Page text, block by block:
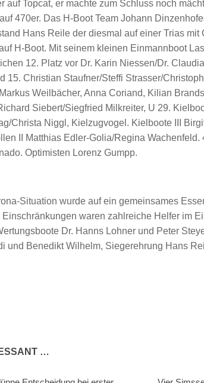
Topcat, er machte zum Schluss noch
470er. Das H-Boot Team Johann
Hans Reile der diesmal auf einer Trias mit
H-Boot. Mit seinem kleinen Einmannboot
12. Platz vor Dr. Karin Niessen/Dr.
Christian Staufner/Steffi Strasser/
Weilbächer, Anna Coriand, Kilian
Siebert/Siegfried Milkreiter, U 29.
Christa Niggl, Kielzugvogel. Kielboote III
II Matthias Edler-Golia/Regina Wachenfeld.
Optimisten Lorenz Gumpp.
Situation wurde auf ein gemeinsames
waren zahlreiche Helfer im
Dr. Hanns Lohner und Peter
und Benedikt Wilhelm, Siegerehrung Hans
…